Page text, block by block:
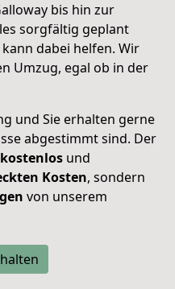
bis hin zur
sorgfältig geplant
kann dabei helfen. Wir
Umzug, egal ob in der
und Sie erhalten gerne
abgestimmt sind. Der
kostenlos und
Kosten, sondern
von unserem